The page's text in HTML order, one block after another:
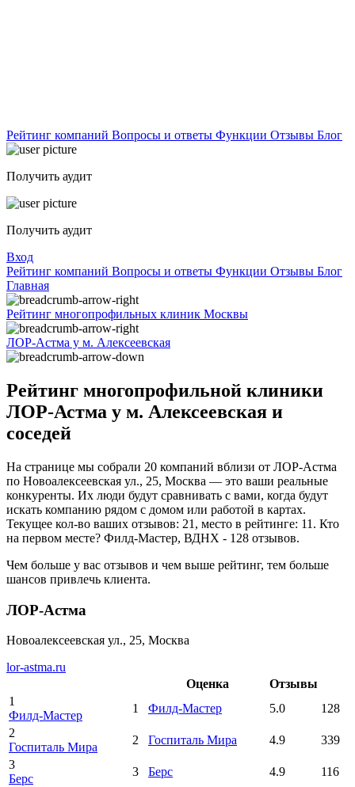
Рейтинг компаний Вопросы и ответы Функции Отзывы Блог
Получить аудит
Получить аудит
Вход
Рейтинг компаний Вопросы и ответы Функции Отзывы Блог
Главная
Рейтинг многопрофильных клиник Москвы
ЛОР-Астма у м. Алексеевская
Рейтинг многопрофильной клиники
ЛОР-Астма у м. Алексеевская и
соседей
На странице мы собрали 20 компаний вблизи от ЛОР-Астма
по Новоалексеевская ул., 25, Москва — это ваши реальные
конкуренты. Их люди будут сравнивать с вами, когда будут
искать компанию рядом с домом или работой в картах.
Текущее кол-во ваших отзывов: 21, место в рейтинге: 11. Кто
на первом месте? Филд-Мастер, ВДНХ - 128 отзывов.
Чем больше у вас отзывов и чем выше рейтинг, тем больше
шансов привлечь клиента.
ЛОР-Астма
Новоалексеевская ул., 25, Москва
lor-astma.ru
Оценка
Отзывы
1
Филд-Мастер
1 Филд-Мастер 5.0
128
2
Госпиталь Мира
2 Госпиталь Мира 4.9
339
3
Берс
3 Берс 4.9
116